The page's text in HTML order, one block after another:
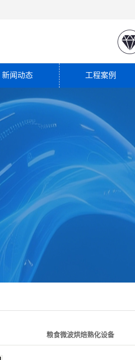
新闻动态 工程案例
粮食微波烘焙熟化设备